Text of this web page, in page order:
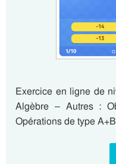
Exercice en ligne de
Algèbre – Autres :
Opérations de type